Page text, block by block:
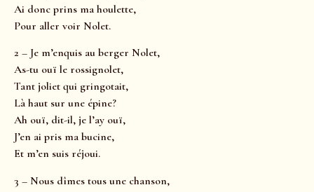
Ai donc prins ma houlette,
Pour aller voir Nolet.
2 – Je m’enquis au berger Nolet,
As-tu ouï le rossignolet,
Tant joliet qui gringotait,
Là haut sur une épine?
Ah ouï, dit-il, je l’ay ouï,
J’en ai pris ma bucine,
Et m’en suis réjoui.
3 – Nous dîmes tous une chanson,